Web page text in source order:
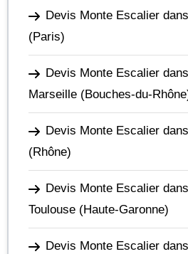
Devis Monte Escalier
(Paris)
Devis Monte Escalier
Marseille (Bouches-du-
Devis Monte Escalier
(Rhône)
Devis Monte Escalier
Toulouse (Haute-Garonne)
Devis Monte Escalier